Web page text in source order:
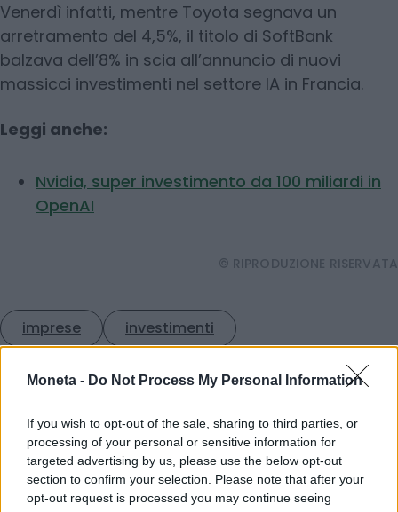
Moneta - Do Not Process My Personal Information
If you wish to opt-out of the sale, sharing to third parties, or
processing of your personal or sensitive information for
targeted advertising by us, please use the below opt-out
section to confirm your selection. Please note that after your
opt-out request is processed you may continue seeing
Venerdì infatti, mentre Toyota segnava un
arretramento del 4,5%, il titolo di SoftBank
balzava dell’8% in scia all’annuncio di nuovi
massicci investimenti nel settore IA in Francia.
Leggi anche:
Nvidia, super investimento da 100 miliardi in
OpenAI
© RIPRODUZIONE RISERVATA
imprese investimenti
Condividi
Scegli Moneta come fonte preferita